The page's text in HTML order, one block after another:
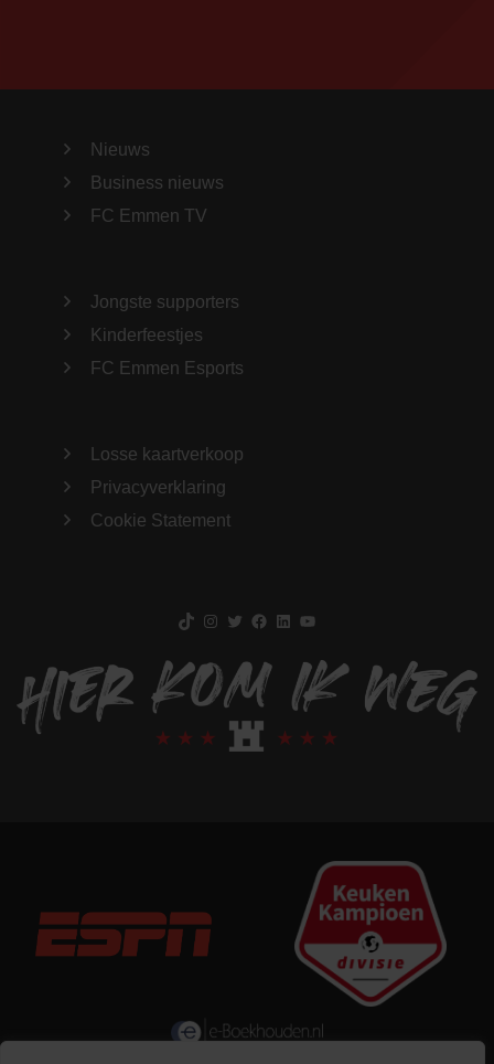
Nieuws
Business nieuws
FC Emmen TV
Jongste supporters
Kinderfeestjes
FC Emmen Esports
Losse kaartverkoop
Privacyverklaring
Cookie Statement